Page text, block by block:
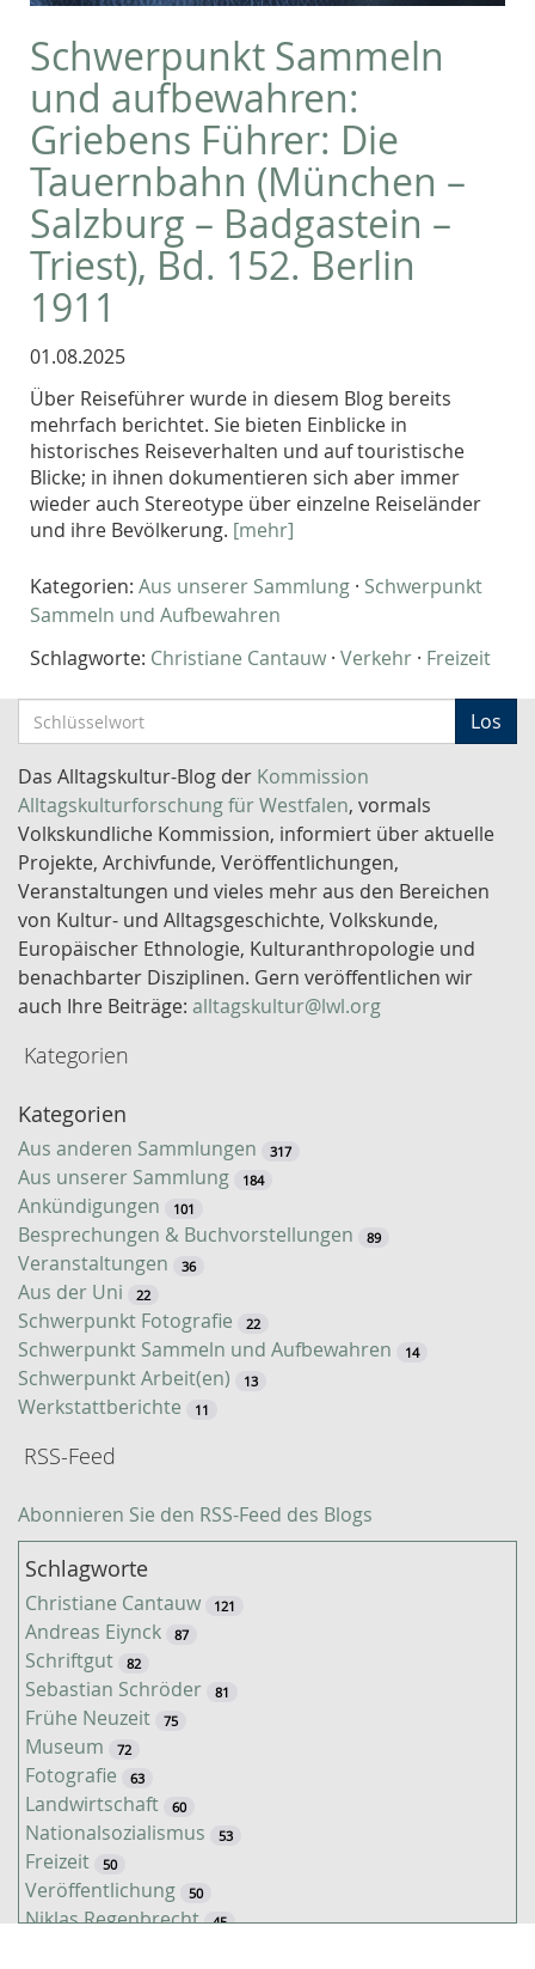
Schwerpunkt Sammeln
und aufbewahren:
Griebens Führer: Die
Tauernbahn (München –
Salzburg – Badgastein –
Triest), Bd. 152. Berlin
1911
01.08.2025
Über Reiseführer wurde in diesem Blog bereits
mehrfach berichtet. Sie bieten Einblicke in
historisches Reiseverhalten und auf touristische
Blicke; in ihnen dokumentieren sich aber immer
wieder auch Stereotype über einzelne Reiseländer
und ihre Bevölkerung. [mehr]
Kategorien: Aus unserer Sammlung · Schwerpunkt
Sammeln und Aufbewahren
Schlagworte: Christiane Cantauw · Verkehr · Freizeit
c
h
l
ü
s
s
e
l
w
o
S
u
c
h
e
Los
Das Alltagskultur-Blog der Kommission
Alltagskulturforschung für Westfalen, vormals
Volkskundliche Kommission, informiert über aktuelle
Projekte, Archivfunde, Veröffentlichungen,
Veranstaltungen und vieles mehr aus den Bereichen
von Kultur- und Alltagsgeschichte, Volkskunde,
Europäischer Ethnologie, Kulturanthropologie und
benachbarter Disziplinen. Gern veröffentlichen wir
auch Ihre Beiträge: alltagskultur@lwl.org
Kategorien
Kategorien
Aus anderen Sammlungen 317
Aus unserer Sammlung 184
Ankündigungen 101
Besprechungen & Buchvorstellungen 89
Veranstaltungen 36
Aus der Uni 22
Schwerpunkt Fotografie 22
Schwerpunkt Sammeln und Aufbewahren 14
Schwerpunkt Arbeit(en) 13
Werkstattberichte 11
RSS-Feed
Abonnieren Sie den RSS-Feed des Blogs
Schlagworte
Christiane Cantauw 121
Andreas Eiynck 87
Schriftgut 82
Sebastian Schröder 81
Frühe Neuzeit 75
Museum 72
Fotografie 63
Landwirtschaft 60
Nationalsozialismus 53
Freizeit 50
Veröffentlichung 50
Niklas Regenbrecht 45